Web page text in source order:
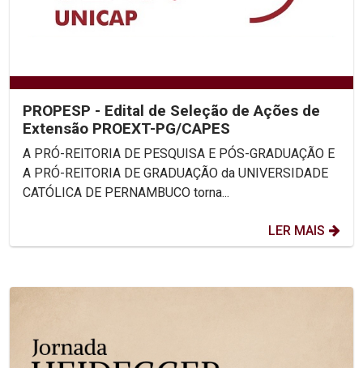
PROPESP - Edital de Seleção de Ações de
Extensão PROEXT-PG/CAPES
A PRÓ-REITORIA DE PESQUISA E PÓS-GRADUAÇÃO E
A PRÓ-REITORIA DE GRADUAÇÃO da UNIVERSIDADE
CATÓLICA DE PERNAMBUCO torna...
LER MAIS